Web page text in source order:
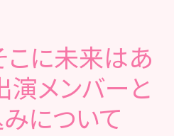
こに未来はあ
演メンバーと
について